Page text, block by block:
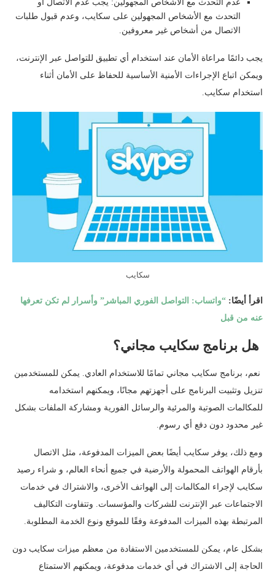
عدم التحدث مع الأشخاص المجهولين: يجب عدم الاتصال أو
التحدث مع الأشخاص المجهولين على سكايب، وعدم قبول طلبات
الاتصال من أشخاص غير معروفين.
يجب دائمًا مراعاة الأمان عند استخدام أي تطبيق للتواصل عبر الإنترنت،
ويمكن اتباع الإجراءات الأمنية الأساسية للحفاظ على الأمان أثناء
استخدام سكايب.
سكايب
اقرأ أيضًا: “واتساب: التواصل الفوري المباشر” وأسرار لم تكن تعرفها
عنه من قبل
هل برنامج سكايب مجاني؟
نعم، برنامج سكايب مجاني تمامًا للاستخدام العادي. يمكن للمستخدمين
تنزيل وتثبيت البرنامج على أجهزتهم مجانًا، ويمكنهم استخدامه
للمكالمات الصوتية والمرئية والرسائل الفورية ومشاركة الملفات بشكل
غير محدود دون دفع أي رسوم.
ومع ذلك، يوفر سكايب أيضًا بعض الميزات المدفوعة، مثل الاتصال
بأرقام الهواتف المحمولة والأرضية في جميع أنحاء العالم، و شراء رصيد
سكايب لإجراء المكالمات إلى الهواتف الأخرى، والاشتراك في خدمات
الاجتماعات عبر الإنترنت للشركات والمؤسسات. وتتفاوت التكاليف
المرتبطة بهذه الميزات المدفوعة وفقًا للموقع ونوع الخدمة المطلوبة.
بشكل عام، يمكن للمستخدمين الاستفادة من معظم ميزات سكايب دون
الحاجة إلى الاشتراك في أي خدمات مدفوعة، ويمكنهم الاستمتاع